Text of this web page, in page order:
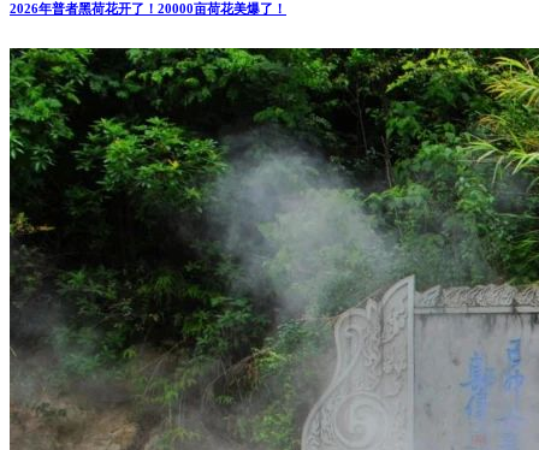
2026年普者黑荷花开了！20000亩荷花美爆了！